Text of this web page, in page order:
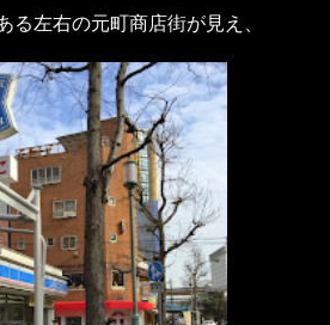
る左右の元町商店街が見え、